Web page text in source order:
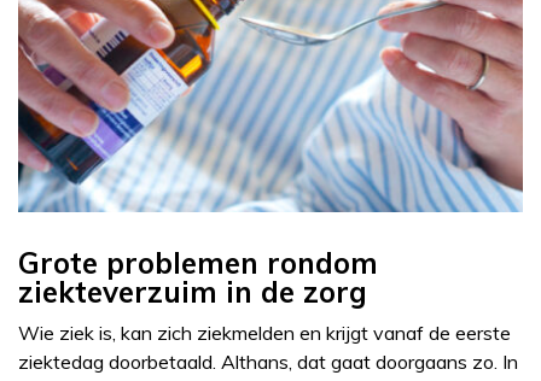
Grote problemen rondom
ziekteverzuim in de zorg
Wie ziek is, kan zich ziekmelden en krijgt vanaf de eerste
ziektedag doorbetaald. Althans, dat gaat doorgaans zo. In